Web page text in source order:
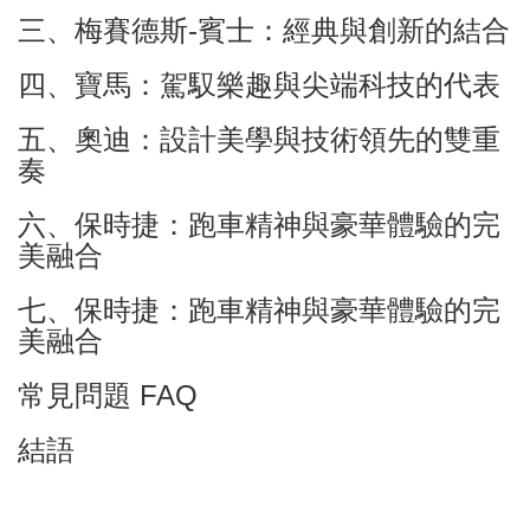
三、梅賽德斯-賓士：經典與創新的結合
四、寶馬：駕馭樂趣與尖端科技的代表
五、奧迪：設計美學與技術領先的雙重
奏
六、保時捷：跑車精神與豪華體驗的完
美融合
七、保時捷：跑車精神與豪華體驗的完
美融合
常見問題 FAQ
結語